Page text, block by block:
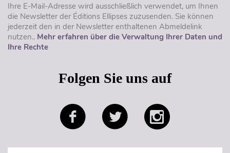
Ihre E-Mail-Adresse wird ausschließlich verwendet, um Ihnen
die Newsletter der Éditions Ellipses zuzusenden. Sie können
jederzeit den in der Newsletter enthaltenen Abmeldelink
nutzen.. Mehr erfahren über die Verwaltung Ihrer Daten und
Ihre Rechte
Folgen Sie uns auf